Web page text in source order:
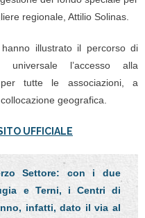
regionale, Attilio Solinas.
illustrato il percorso di
universale l’accesso alla
tutte le associazioni, a
geografica.
UFFICIALE
Settore: con i due
e Terni, i Centri di
infatti, dato il via al